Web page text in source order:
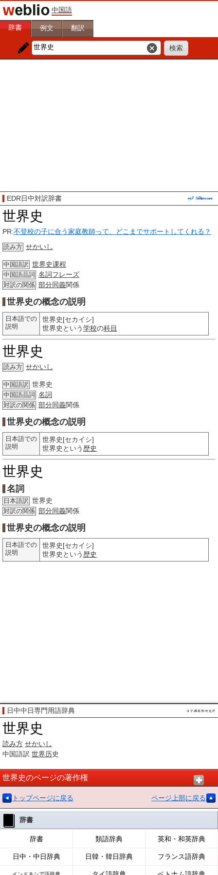
中国語
辞書 例文 翻訳
EDR日中対訳辞書
世界史
PR:不登校の子に合う家庭教師って、どこまでサポートしてくれる？
読み方 せかいし
中国語訳 世界史课程
中国語品詞 名詞フレーズ
対訳の関係 部分同義関係
世界史の概念の説明
日本語での
説明
世界史[セカイシ]
世界史という学校の科目
世界史
読み方 せかいし
中国語訳 世界史
中国語品詞 名詞
対訳の関係 部分同義関係
世界史の概念の説明
日本語での
説明
世界史[セカイシ]
世界史という 歴史
世界史
名詞
日本語訳 世界史
対訳の関係 部分同義関係
世界史の概念の説明
日本語での
説明
世界史[セカイシ]
世界史という 歴史
日中中日専門用語辞典
世界史
読み方 せかいし
中国語訳 世界历史
世界史のページの著作権
トップページに戻る ページ上部に戻る
辞書
辞書 類語辞典 英和・和英辞典
日中・中日辞典 日韓・韓日辞典 フランス語辞典